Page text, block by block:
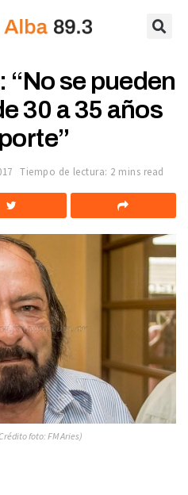
“No se pueden
30 a 35 años
Tiempo de lectura: 2 mins read
foto: FM Aries)